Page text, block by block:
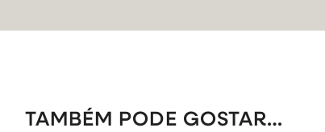
TAMBÉM PODE GOSTAR…